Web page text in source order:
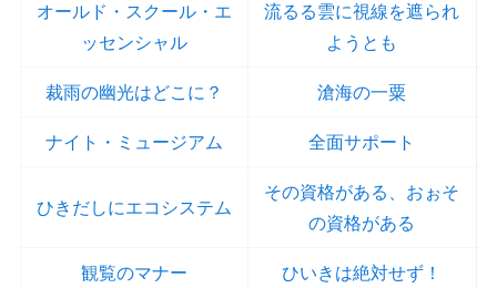
オールド・スクール・エ
ッセンシャル
流るる雲に視線を遮られ
ようとも
裁雨の幽光はどこに？ 滄海の一粟
ナイト・ミュージアム 全面サポート
ひきだしにエコシステム
その資格がある、おぉそ
の資格がある
観覧のマナー ひいきは絶対せず！